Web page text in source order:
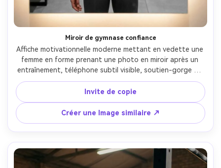
Miroir de gymnase confiance
Affiche motivationnelle moderne mettant en vedette une
femme en forme prenant une photo en miroir après un
entraînement, téléphone subtil visible, soutien-gorge de
sport et leggings taille haute, éclairage flatteur de
vestiaire, fond propre, titre: "Devenez elle", sous-texte:
"Petits choix. Grands résultats.", typographie éditoriale
tendance, grain doux, texture de peau réaliste, Sony A7C
II, 50mm, mise en page de l'affiche verticale- -ar 4:5
Invite de copie
Créer une Image similaire ↗